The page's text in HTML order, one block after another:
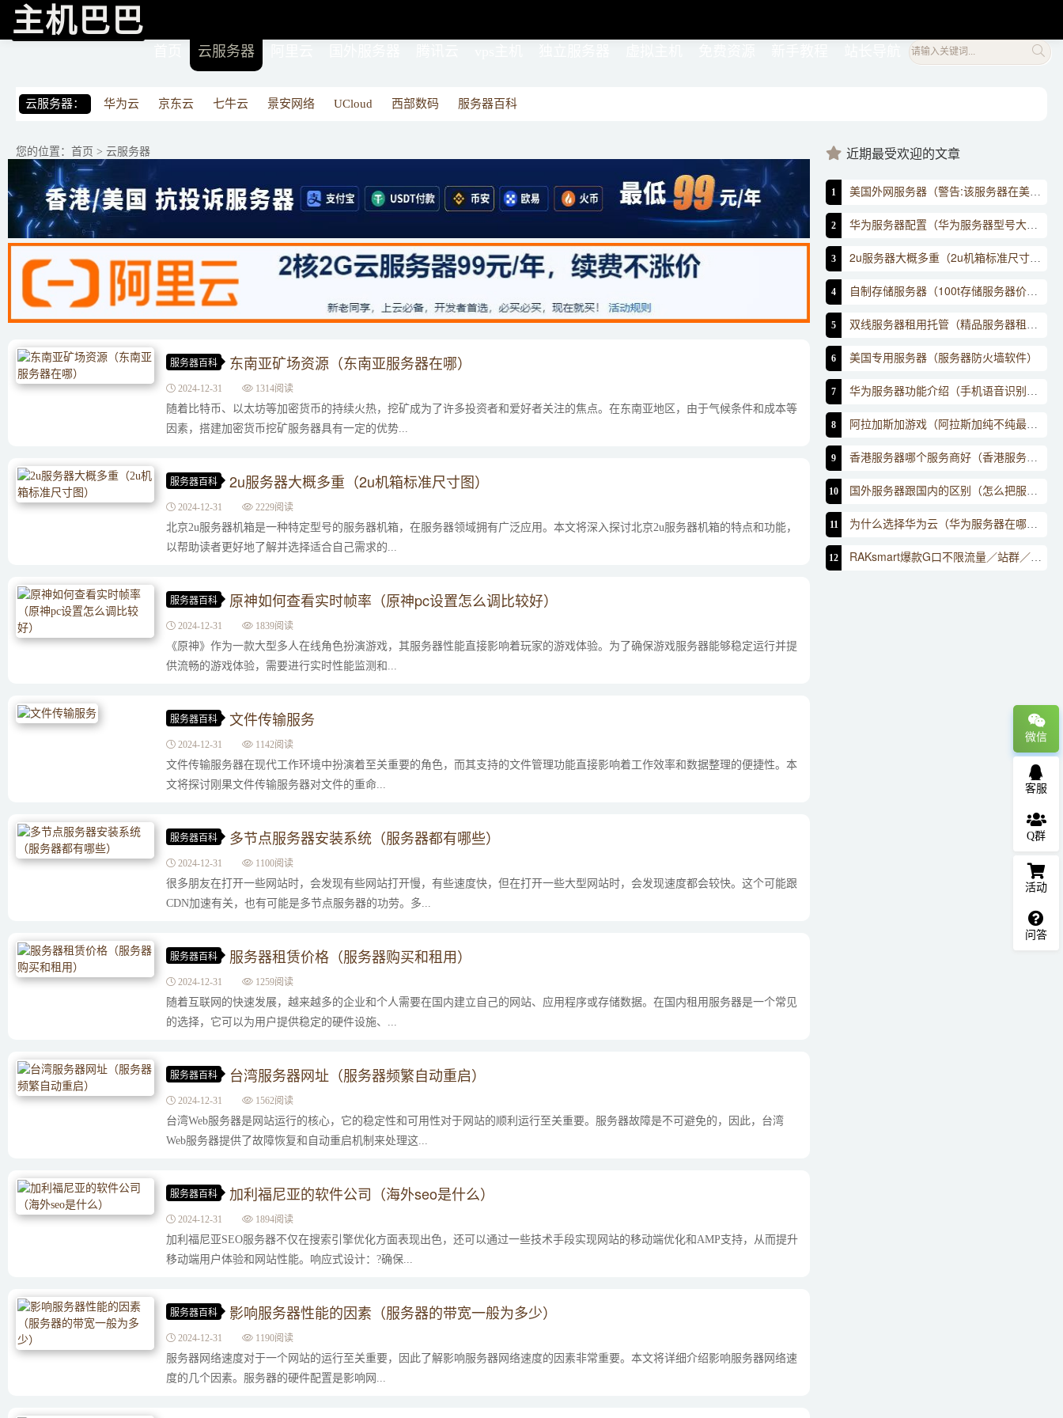
主机巴巴
云服务器
云服务器： 华为云 京东云 七牛云 景安网络 UCloud 西部数码 服务器百科
您的位置：首页 >云服务器
服务器百科 东南亚矿场资源（东南亚服务器在哪）
2024-12-31 1314阅读
随着比特币、以太坊等加密货币的持续火热，挖矿成为了许多投资者和爱好者关注的焦点。在东南亚地区，由于气候条件和成本等
因素，搭建加密货币挖矿服务器具有一定的优势...
服务器百科 2u服务器大概多重（2u机箱标准尺寸图）
2024-12-31 2229阅读
北京2u服务器机箱是一种特定型号的服务器机箱，在服务器领域拥有广泛应用。本文将深入探讨北京2u服务器机箱的特点和功能，
以帮助读者更好地了解并选择适合自己需求的...
服务器百科 原神如何查看实时帧率（原神pc设置怎么调比较好）
2024-12-31 1839阅读
《原神》作为一款大型多人在线角色扮演游戏，其服务器性能直接影响着玩家的游戏体验。为了确保游戏服务器能够稳定运行并提
供流畅的游戏体验，需要进行实时性能监测和...
服务器百科 文件传输服务
2024-12-31 1142阅读
文件传输服务器在现代工作环境中扮演着至关重要的角色，而其支持的文件管理功能直接影响着工作效率和数据整理的便捷性。本
文将探讨刚果文件传输服务器对文件的重命...
服务器百科 多节点服务器安装系统（服务器都有哪些）
2024-12-31 1100阅读
很多朋友在打开一些网站时，会发现有些网站打开慢，有些速度快，但在打开一些大型网站时，会发现速度都会较快。这个可能跟
CDN加速有关，也有可能是多节点服务器的功劳。多...
服务器百科 服务器租赁价格（服务器购买和租用）
2024-12-31 1259阅读
随着互联网的快速发展，越来越多的企业和个人需要在国内建立自己的网站、应用程序或存储数据。在国内租用服务器是一个常见
的选择，它可以为用户提供稳定的硬件设施、...
服务器百科 台湾服务器网址（服务器频繁自动重启）
2024-12-31 1562阅读
台湾Web服务器是网站运行的核心，它的稳定性和可用性对于网站的顺利运行至关重要。服务器故障是不可避免的，因此，台湾
Web服务器提供了故障恢复和自动重启机制来处理这...
服务器百科 加利福尼亚的软件公司（海外seo是什么）
2024-12-31 1894阅读
加利福尼亚SEO服务器不仅在搜索引擎优化方面表现出色，还可以通过一些技术手段实现网站的移动端优化和AMP支持，从而提升
移动端用户体验和网站性能。响应式设计：?确保...
服务器百科 影响服务器性能的因素（服务器的带宽一般为多少）
2024-12-31 1190阅读
服务器网络速度对于一个网站的运行至关重要，因此了解影响服务器网络速度的因素非常重要。本文将详细介绍影响服务器网络速
度的几个因素。服务器的硬件配置是影响网...
近期最受欢迎的文章
1 美国外网服务器（警告:该服务器在美国维护）
2 华为服务器配置（华为服务器型号大全对照表）
3 2u服务器大概多重（2u机箱标准尺寸图）
4 自制存储服务器（100t存储服务器价格）
5 双线服务器租用托管（精品服务器租用）
6 美国专用服务器（服务器防火墙软件）
7 华为服务器功能介绍（手机语音识别怎么设置）
8 阿拉加斯加游戏（阿拉斯加纯不纯最明显）
9 香港服务器哪个服务商好（香港服务器购买）
10 国外服务器跟国内的区别（怎么把服务器接入外网）
11 为什么选择华为云（华为服务器在哪里）
12 RAKsmart爆款G口不限流量／站群／高防服务（缅甸telenor无限流量套餐）
微信
客服
Q群
活动
问答